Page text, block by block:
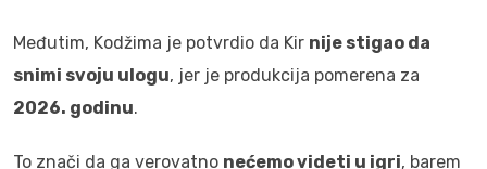
Međutim, Kodžima je potvrdio da Kir nije stigao da
snimi svoju ulogu, jer je produkcija pomerena za
2026. godinu.
To znači da ga verovatno nećemo videti u igri, barem